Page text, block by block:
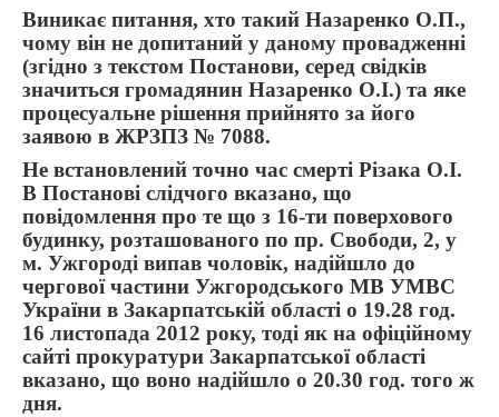
Виникає питання, хто такий Назаренко О.П.,
чому він не допитаний у даному провадженні
(згідно з текстом Постанови, серед свідків
значиться громадянин Назаренко О.І.) та яке
процесуальне рішення прийнято за його
заявою в ЖРЗПЗ № 7088.
Не встановлений точно час смерті Різака О.І.
В Постанові слідчого вказано, що
повідомлення про те що з 16-ти поверхового
будинку, розташованого по пр. Свободи, 2, у
м. Ужгороді випав чоловік, надійшло до
чергової частини Ужгородського МВ УМВС
України в Закарпатській області о 19.28 год.
16 листопада 2012 року, тоді як на офіційному
сайті прокуратури Закарпатської області
вказано, що воно надійшло о 20.30 год. того ж
дня.